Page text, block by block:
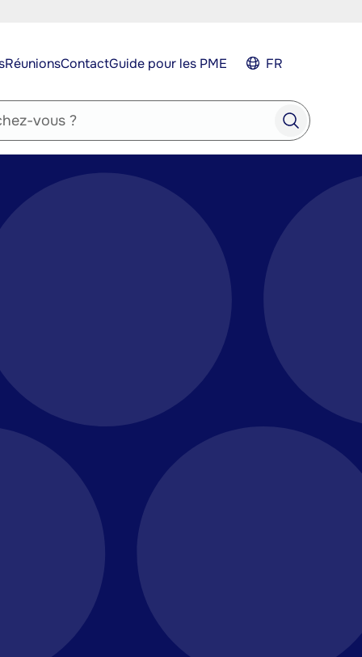
RéunionsContactGuide pour les PME FR